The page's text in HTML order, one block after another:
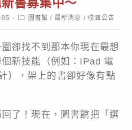
書募集中～
Post圖書館 / 最新消息 / 校園公告
卻找不到那本你現在最想
新技能（例如：iPad 電
），架上的書卻好像有點
了！現在，圖書館把「選